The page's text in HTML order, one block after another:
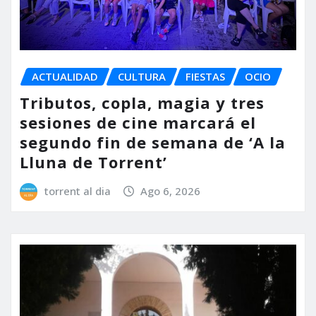
ACTUALIDAD CULTURA FIESTAS OCIO
Tributos, copla, magia y tres
sesiones de cine marcará el
segundo fin de semana de ‘A la
Lluna de Torrent’
torrent al dia Ago 6, 2026